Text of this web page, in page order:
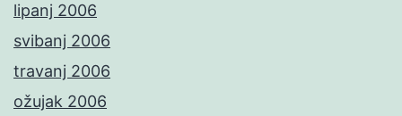
lipanj 2006
svibanj 2006
travanj 2006
ožujak 2006